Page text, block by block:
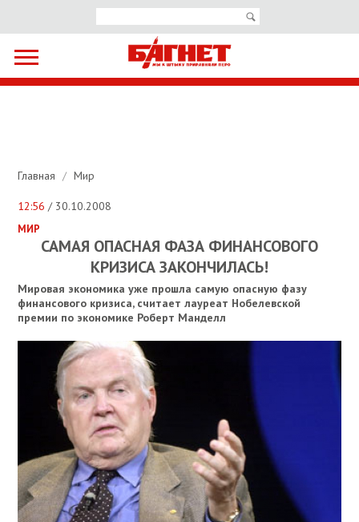
Главная / Мир
12:56 / 30.10.2008
МИР
САМАЯ ОПАСНАЯ ФАЗА ФИНАНСОВОГО
КРИЗИСА ЗАКОНЧИЛАСЬ!
Мировая экономика уже прошла самую опасную фазу
финансового кризиса, считает лауреат Нобелевской
премии по экономике Роберт Манделл